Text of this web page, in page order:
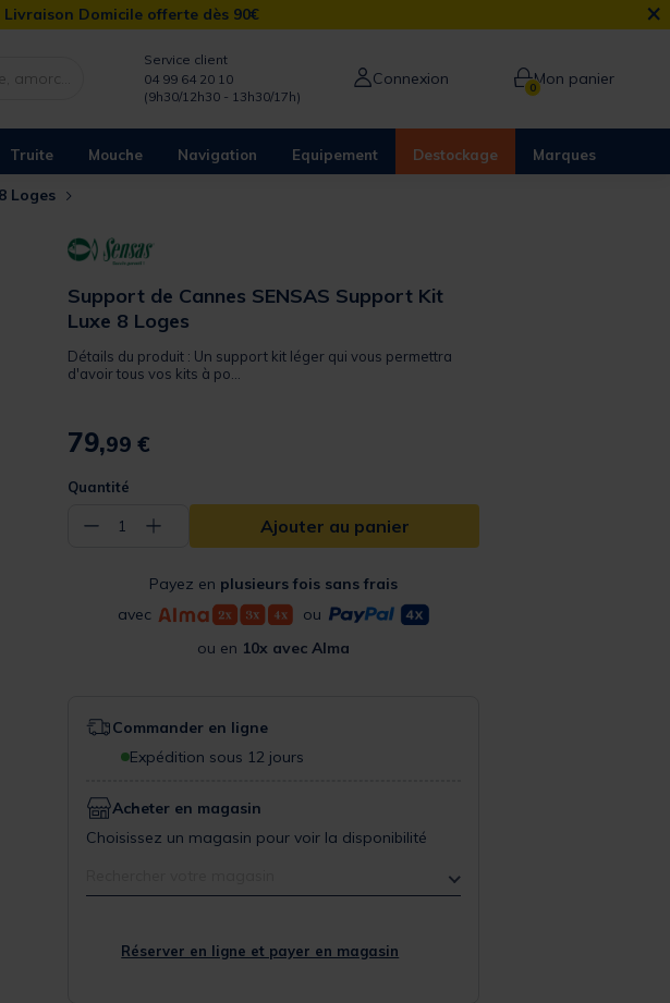
Domicile offerte dès 90€ ×
Service client
04 99 64 20 10
(9h30/12h30 - 13h30/17h)
Connexion 0Mon panier
Truite Mouche Navigation Equipement Destockage Marques
Loges
Support de Cannes SENSAS Support Kit
Luxe 8 Loges
Détails du produit : Un support kit léger qui vous permettra
d'avoir tous vos kits à po...
79,99 €
Quantité
− 1 + Ajouter au panier
Payez en plusieurs fois sans frais
avec
ou
ou en 10x avec Alma
Commander en ligne
Expédition sous 12 jours
Acheter en magasin
Choisissez un magasin pour voir la disponibilité
Réserver en ligne et payer en magasin